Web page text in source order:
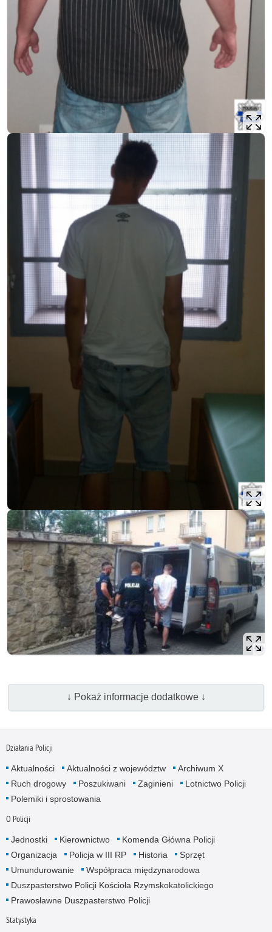
↓ Pokaż informacje dodatkowe ↓
Działania Policji
Aktualności Aktualności z województw
Archiwum X
Ruch drogowy
Poszukiwani Zaginieni
Lotnictwo Policji
Polemiki i sprostowania
O Policji
Jednostki Kierownictwo
Komenda Główna Policji
Organizacja
Policja w III RP Historia
Sprzęt
Umundurowanie
Współpraca międzynarodowa
Duszpasterstwo Policji Kościoła Rzymskokatolickiego
Prawosławne Duszpasterstwo Policji
Statystyka